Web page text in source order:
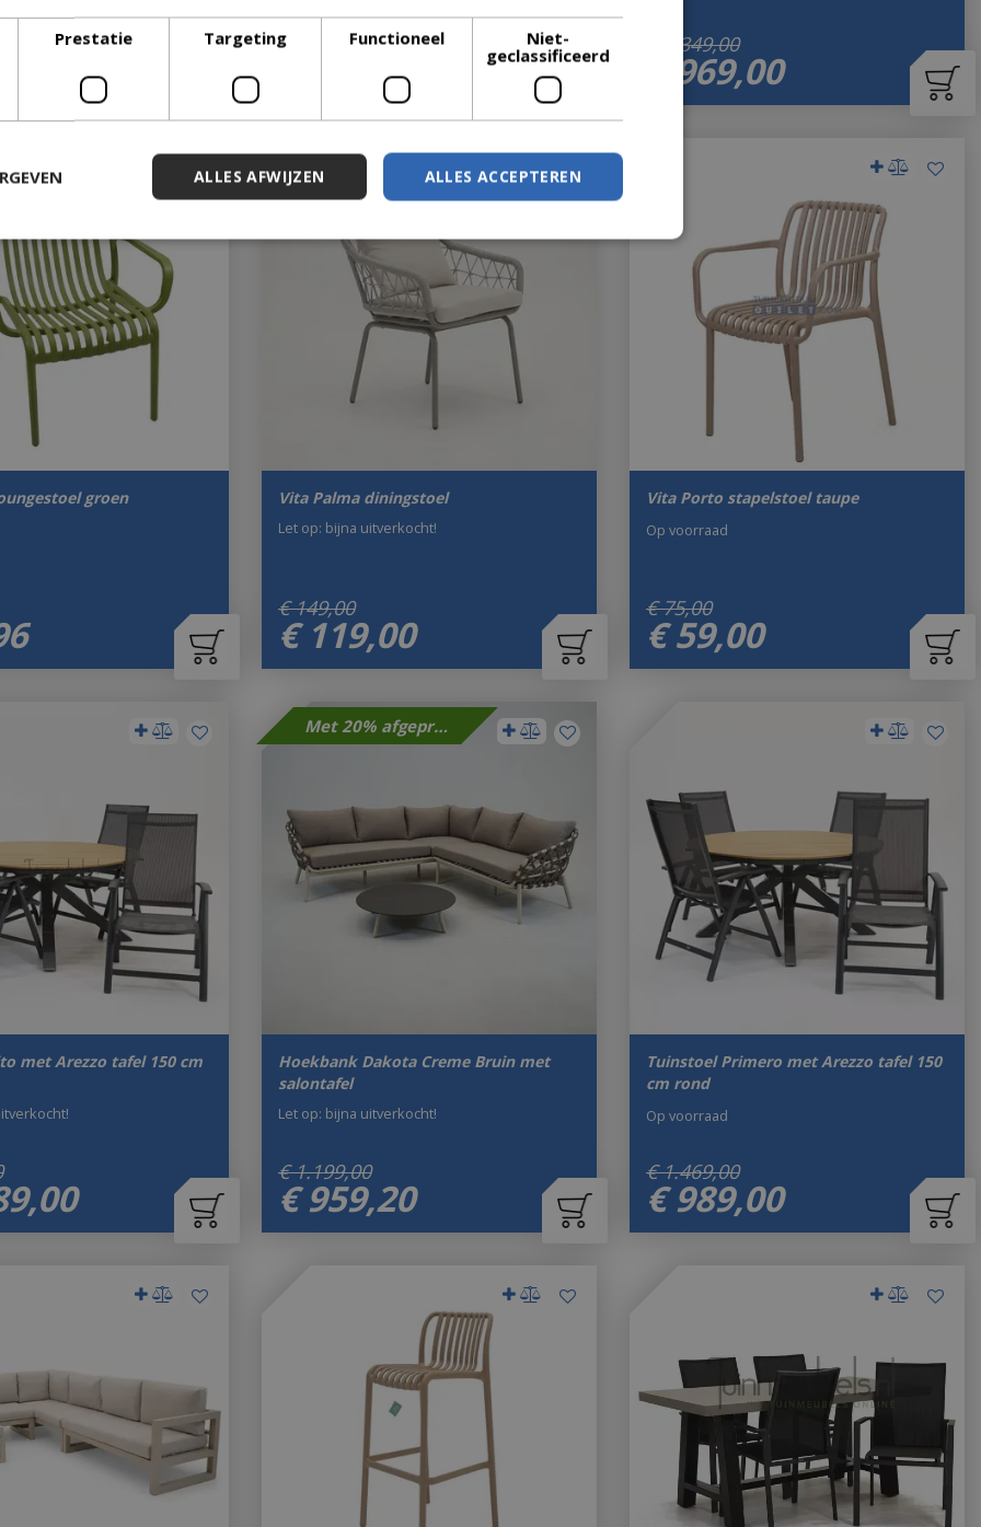
€ 00
1.089,00
1.349,00
969,00
groen Vita Palma diningstoel
€ 149,00
€ 119,00
Let op: bijna uitverkocht!
Vita Porto stapelstoel taupe
€ 75,00
€ 59,00
Op voorraad
met Arezzo tafel 150 cm
,00
Met 20% afgeprijsd
Hoekbank Dakota Creme Bruin met
salontafel
€ 1.199,00
€ 959,20
Let op: bijna uitverkocht!
Tuinstoel Primero met Arezzo tafel 150
cm rond
€ 1.469,00
€ 989,00
Op voorraad
Prestatie Targeting Functioneel
Niet-
geclassificeerd
ALLES ACCEPTEREN
ALLES AFWIJZEN